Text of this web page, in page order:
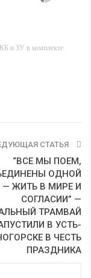
и ЗУ в комплекте
СТАТЬЯ
“ВСЕ МЫ ПОEM,
ОДНОЙ
— ЖИТЬ В МИРЕ И
СОГЛАСИИ” —
ТРАМВАЙ
В УСТЬ-
В ЧЕСТЬ
ПРАЗДНИКА